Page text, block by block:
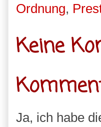
Ordnung,
Keine
Ja, ich habe